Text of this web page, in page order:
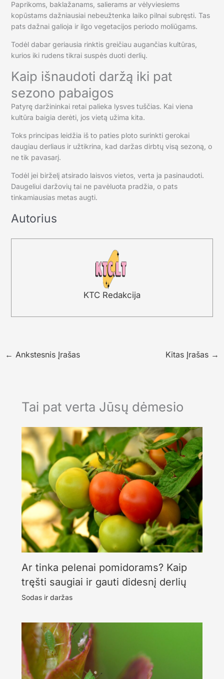
Paprikoms, baklažanams, salierams ar vėlyviesiems
kopūstams dažniausiai nebeužtenka laiko pilnai subręsti. Tas
pats dažnai galioja ir ilgo vegetacijos periodo moliūgams.
Todėl dabar geriausia rinktis greičiau augančias kultūras,
kurios iki rudens tikrai suspės duoti derlių.
Kaip išnaudoti daržą iki pat
sezono pabaigos
Patyrę daržininkai retai palieka lysves tuščias. Kai viena
kultūra baigia derėti, jos vietą užima kita.
Toks principas leidžia iš to paties ploto surinkti gerokai
daugiau derliaus ir užtikrina, kad daržas dirbtų visą sezoną, o
ne tik pavasarį.
Todėl jei birželį atsirado laisvos vietos, verta ja pasinaudoti.
Daugeliui daržovių tai ne pavėluota pradžia, o pats
tinkamiausias metas augti.
Autorius
KTC Redakcija
← Ankstesnis Įrašas Kitas Įrašas →
Tai pat verta Jūsų dėmesio
Ar tinka pelenai pomidorams? Kaip
tręšti saugiai ir gauti didesnį derlių
Sodas ir daržas